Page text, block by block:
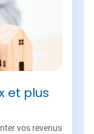
et plus
vos revenus